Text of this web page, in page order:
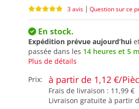
3 avis | Question sur ce
En stock.
Expédition prévue aujourd’hui
passée dans les 14 heures et 5
Plus de détails
Prix:
à partir de 1,12 €/
Frais de livraison : 11,99 €
Livraison gratuite à partir